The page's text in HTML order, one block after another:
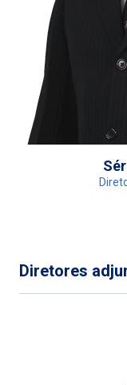
Diretores